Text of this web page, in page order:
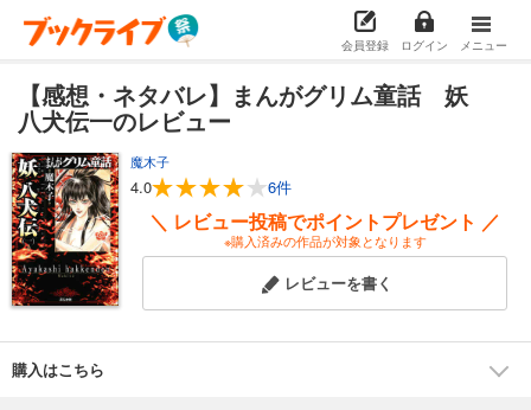
会員登録 ログイン メニュー
【感想・ネタバレ】まんがグリム童話 妖
八犬伝一のレビュー
魔木子
4.0 6件
＼ レビュー投稿でポイントプレゼント ／
※購入済みの作品が対象となります
レビューを書く
購入はこちら